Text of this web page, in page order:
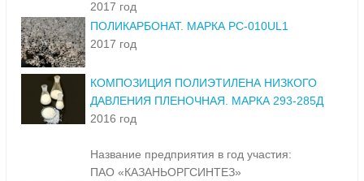
2017 год
ПОЛИКАРБОНАТ. МАРКА PC-010UL1
2017 год
КОМПОЗИЦИЯ ПОЛИЭТИЛЕНА НИЗКОГО
ДАВЛЕНИЯ ПЛЕНОЧНАЯ. МАРКА 293-285Д
2016 год
Название предприятия в год участия:
ПАО «КАЗАНЬОРГСИНТЕЗ»